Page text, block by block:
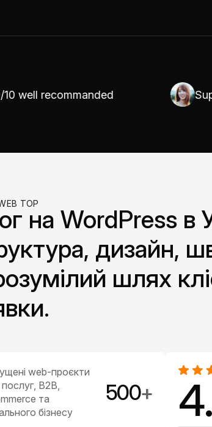
recommanded Super
TOP
на WordPress в
дизайн,
шлях
web-проєкти
B2B,
та
бізнесу
500+